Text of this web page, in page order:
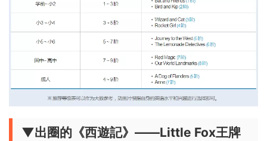
▼出圈的《西遊記》——Little Fox王牌